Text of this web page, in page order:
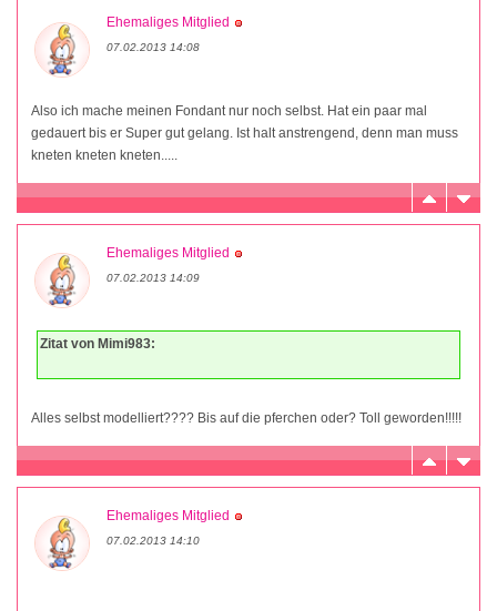
Ehemaliges Mitglied
07.02.2013 14:08
Also ich mache meinen Fondant nur noch selbst. Hat ein paar mal
gedauert bis er Super gut gelang. Ist halt anstrengend, denn man muss
kneten kneten kneten.....
Ehemaliges Mitglied
07.02.2013 14:09
Zitat von Mimi983:
Alles selbst modelliert???? Bis auf die pferchen oder? Toll geworden!!!!!
Ehemaliges Mitglied
07.02.2013 14:10